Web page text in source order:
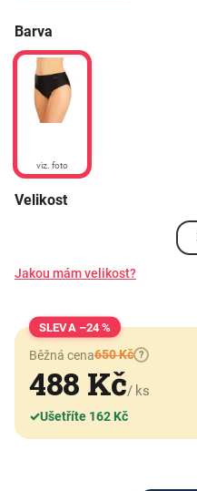
Barva
viz. foto
Velikost
Jakou mám velikost?
–24 %
Běžná cena650 Kč ?
488 Kč/ ks
✓Ušetříte 162 Kč